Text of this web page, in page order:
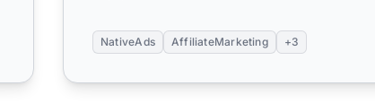
NativeAds AffiliateMarketing +3